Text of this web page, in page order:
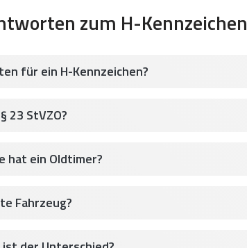
zum H-Kennzeichen
für ein H-Kennzeichen?
23 StVZO?
hat ein Oldtimer?
Fahrzeug?